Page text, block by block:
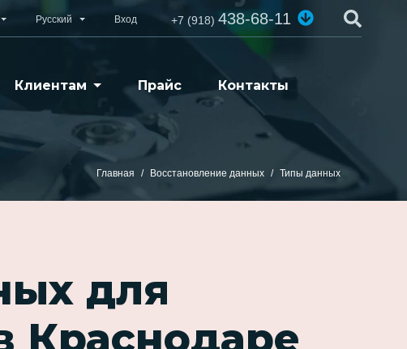
Клиентам Прайс Контакты
Русский Вход +7 (918)438-68-11
Главная Восстановление данных Типы данных
для
Краснодаре